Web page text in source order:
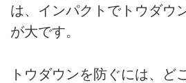
は、インパクトでトウダウ
が大です。
トウダウンを防ぐには、ど